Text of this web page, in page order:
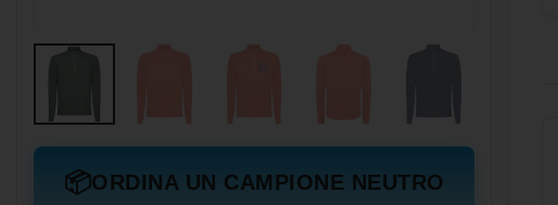
📦ORDINA UN CAMPIONE NEUTRO